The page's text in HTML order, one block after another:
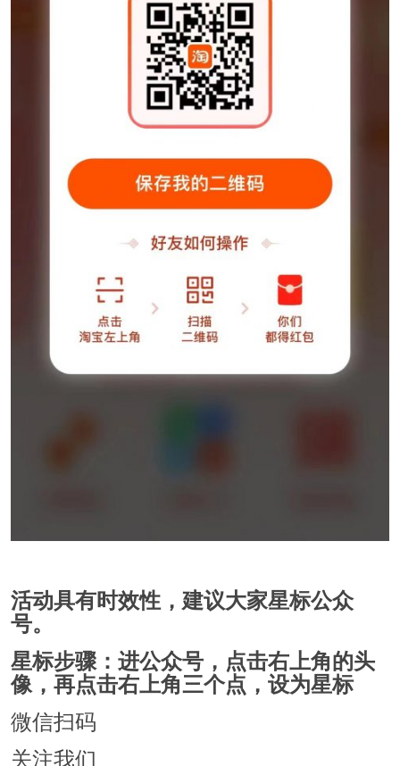
活动具有时效性，建议大家星标公众
号。
星标步骤：进公众号，点击右上角的头
像，再点击右上角三个点，设为星标
微信扫码
关注我们